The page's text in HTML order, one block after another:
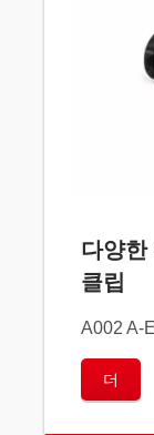
다양한
클립
A002 A-E
더